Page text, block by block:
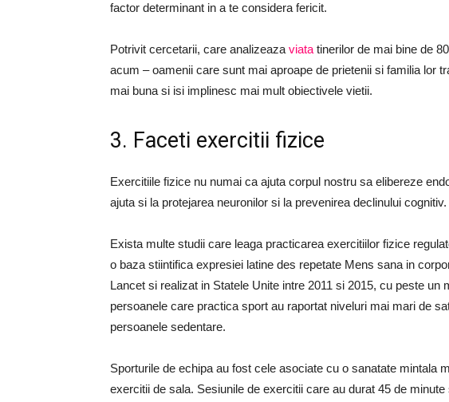
factor determinant in a te considera fericit.
Potrivit cercetarii, care analizeaza viata tinerilor de mai bine de
acum – oamenii care sunt mai aproape de prietenii si familia lor
mai buna si isi implinesc mai mult obiectivele vietii.
3. Faceti exercitii fizice
Exercitiile fizice nu numai ca ajuta corpul nostru sa elibereze
ajuta si la protejarea neuronilor si la prevenirea declinului cognitiv.
Exista multe studii care leaga practicarea exercitiilor fizice
o baza stiintifica expresiei latine des repetate Mens sana in
Lancet si realizat in Statele Unite intre 2011 si 2015, cu peste un
persoanele care practica sport au raportat niveluri mai mari de
persoanele sedentare.
Sporturile de echipa au fost cele asociate cu o sanatate mintala
exercitii de sala. Sesiunile de exercitii care au durat 45 de